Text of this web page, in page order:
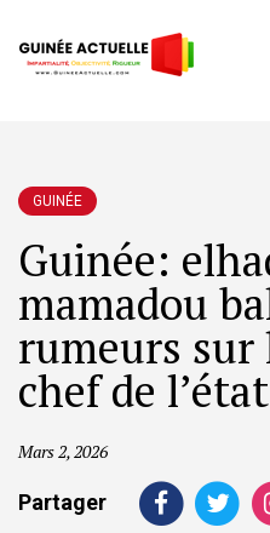
GUINÉE
Guinée:
mamadou
rumeurs sur
chef de l’état
Mars 2, 2026
Partager